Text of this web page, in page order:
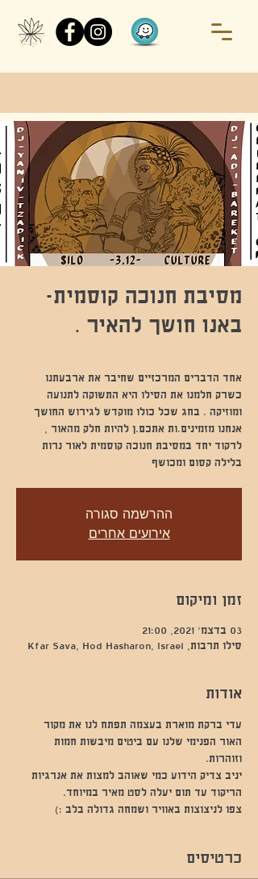
מסיבת חנוכה קוסמית-
באנו חושך להאיר .
אחד הדברים המרכזיים שחיבר את ארבעתנו
כשרק חלמנו את הסילו היא התשוקה לתנועה
ומוזיקה . בחג שכל כולו מוקדש לגירוש החושך
אנחנו מזמינים.ות אתכם.ן להיות חלק מהאור ,
לרקוד יחד במסיבת חנוכה קוסמית לאור נרות
בלילה קסום ומכושף
ההרשמה סגורה
אירועים אחרים
זמן ומיקום
03 בדצמ׳ 2021, 21:00
סילו תרבות, Kfar Sava, Hod Hasharon, Israel
אודות
עדי ברקת מוארת בעצמה תפתח לנו את מקור
האור הפנימי שלנו עם ביטים מיבשות חמות
וזוהרות.
יניב צדיק הידוע כמי שאוהב למצות את אנרגיות
הריקוד עד תום יעלה לסט מאיר במיוחד.
צפו לניצוצות באוויר ושמחה גדולה בלב :)
כרטיסים